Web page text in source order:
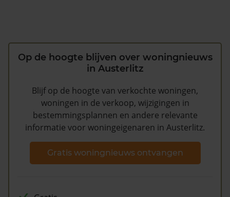
Op de hoogte blijven over woningnieuws
in Austerlitz
Blijf op de hoogte van verkochte woningen,
woningen in de verkoop, wijzigingen in
bestemmingsplannen en andere relevante
informatie voor woningeigenaren in Austerlitz.
Gratis woningnieuws ontvangen